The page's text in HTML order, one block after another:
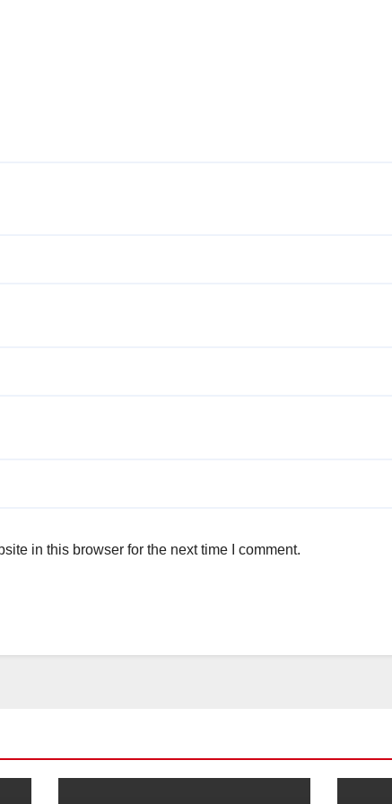
in this browser for the next time I comment.